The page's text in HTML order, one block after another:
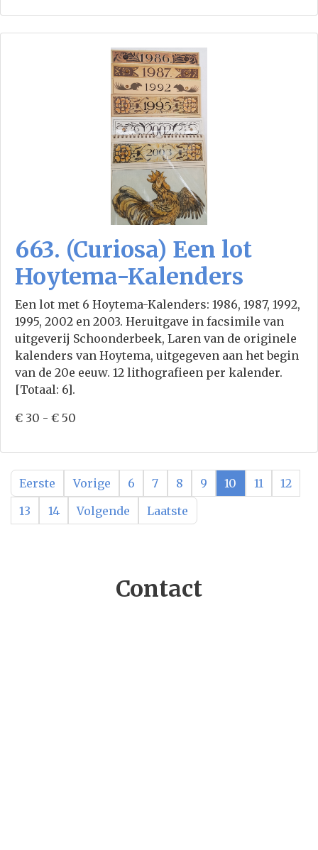
663. (Curiosa) Een lot
Hoytema-Kalenders
Een lot met 6 Hoytema-Kalenders: 1986, 1987, 1992,
1995, 2002 en 2003. Heruitgave in facsimile van
uitgeverij Schoonderbeek, Laren van de originele
kalenders van Hoytema, uitgegeven aan het begin
van de 20e eeuw. 12 lithografieen per kalender.
[Totaal: 6].
€ 30 - € 50
Eerste Vorige 6 7 8 9 10 11
12
13
14 Volgende Laatste
Contact